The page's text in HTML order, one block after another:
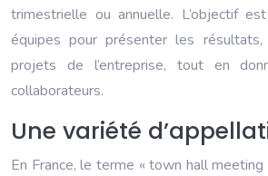
trimestrielle ou annuelle. L’objectif
équipes pour présenter les
projets de l’entreprise, tout en
collaborateurs.
Une variété
En France, le terme « town hall